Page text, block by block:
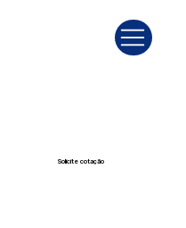
Solicite cotação